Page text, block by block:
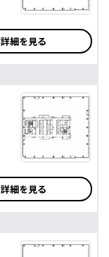
詳細を見る
詳細を見る